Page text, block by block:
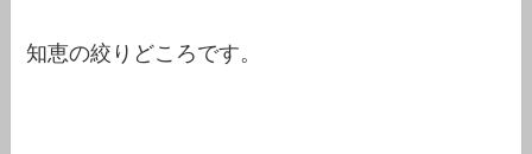
知恵の絞りどころです。